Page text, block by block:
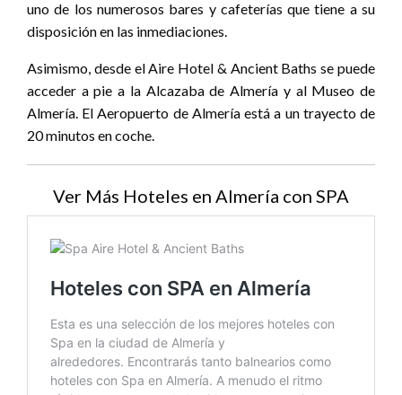
uno de los numerosos bares y cafeterías que tiene a su
disposición en las inmediaciones.
Asimismo, desde el Aire Hotel & Ancient Baths se puede
acceder a pie a la Alcazaba de Almería y al Museo de
Almería. El Aeropuerto de Almería está a un trayecto de
20 minutos en coche.
Ver Más Hoteles en Almería con SPA